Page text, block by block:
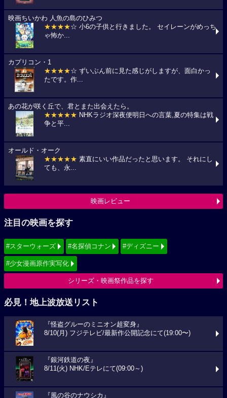
映画ちいかわ 人魚の島のひみつ
★★★★☆ 小6の子供と行きました。 セイレーンがめっち
ゃ怖か...
カプリコン・1
★★★★☆ ずいぶん前に見た感じがしますが、面白かっ
たです。作...
あの花が咲く丘で、君とまた出会えたら。
★★★★★ NHKラジオ深夜便明日への言葉,夏の特集は戦
争と平...
オールド・オーク
★★★★★ 素直にいい作品だったと思います。 それにし
ても、永...
映画レビュー
注目の映画を探す
#スターウォーズ #名探偵コナン #ディズニー
#少女漫画原作実写化
シリーズ・映画祭作品を探す
必見！地上波放送リスト
『怪盗グルーのミニオン超変身』
8/10(月) フジテレビ/最新作公開記念にて(19:00〜)
『銀河鉄道の夜』
8/11(火) NHK/Eテレにて(09:00～)
『風の谷のナウシカ』